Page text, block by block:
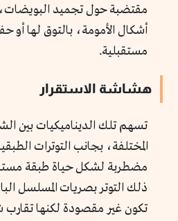
مقتضبة حول تجميد
أشكال الأمومة، بالتوق لها أو
مستقبلية.
هشاشة الاستقرار
تسهم تلك الديناميكيات بين
المختلفة، بجانب التوترات
مضطربة لشكل حياة طبقة
ذلك التوتر بصريات المسلسل
تكون غير مقصودة لكنها تقارب